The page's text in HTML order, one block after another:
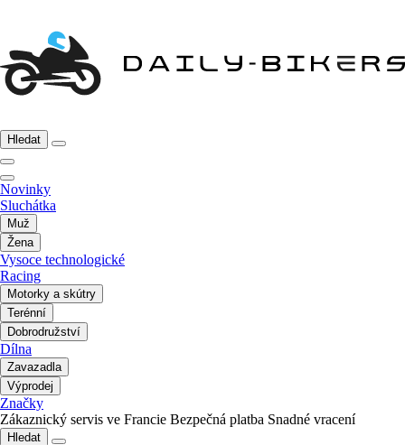
Hledat
Novinky
Sluchátka
Muž
Žena
Vysoce technologické
Racing
Motorky a skútry
Terénní
Dobrodružství
Dílna
Zavazadla
Výprodej
Značky
Zákaznický servis ve Francie Bezpečná platba Snadné vracení
Hledat